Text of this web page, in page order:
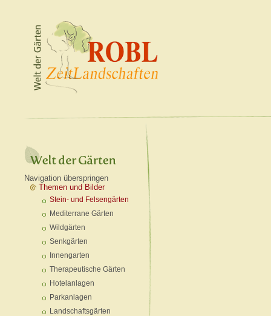
Navigation überspringen
Themen und Bilder
Stein- und Felsengärten
Mediterrane Gärten
Wildgärten
Senkgärten
Innengarten
Therapeutische Gärten
Hotelanlagen
Parkanlagen
Landschaftsgärten